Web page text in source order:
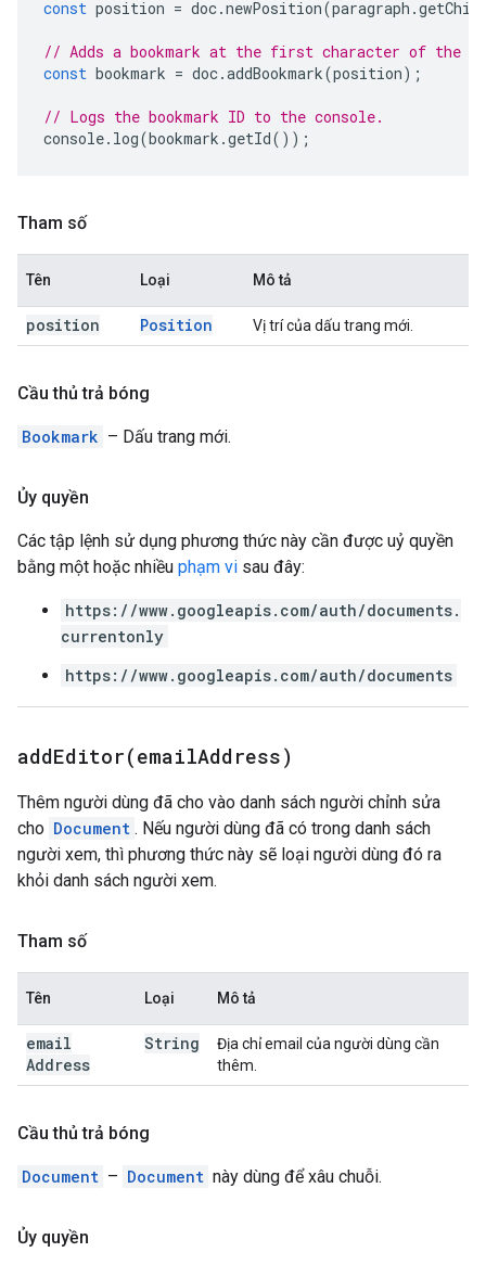
const position = doc.newPosition(paragraph .
// Adds a bookmark at the first character of the
const bookmark = doc.addBookmark(position);
// Logs the bookmark ID to the console.
console. log(bookmark .getId());
Tham số
Tên Loại Mô tả
position Position Vị trí của dấu trang mới.
Cầu thủ trả bóng
Bookmark – Dấu trang mới.
Ủy quyền
Các tập lệnh sử dụng phương thức này cần được uỷ quyền
bằng một hoặc nhiều phạm vi sau đây:
https://www.googleapis.com/auth/documents.
currentonly
https://www.googleapis.com/auth/documents
addEditor(emailAddress)
Thêm người dùng đã cho vào danh sách người chỉnh sửa
cho Document . Nếu người dùng đã có trong danh sách
người xem, thì phương thức này sẽ loại người dùng đó ra
khỏi danh sách người xem.
Tham số
Tên Loại Mô tả
email
Address
String
Địa chỉ email của người dùng cần
thêm.
Cầu thủ trả bóng
Document – Document này dùng để xâu chuỗi.
Ủy quyền